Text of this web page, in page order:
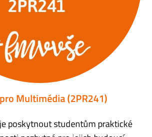
Multimédia (2PR241)
poskytnout studentům praktické